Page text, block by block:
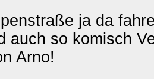
ja da
auch so komisch
Arno!